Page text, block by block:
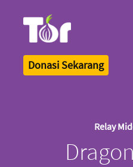
Donasi Sekarang
Relay